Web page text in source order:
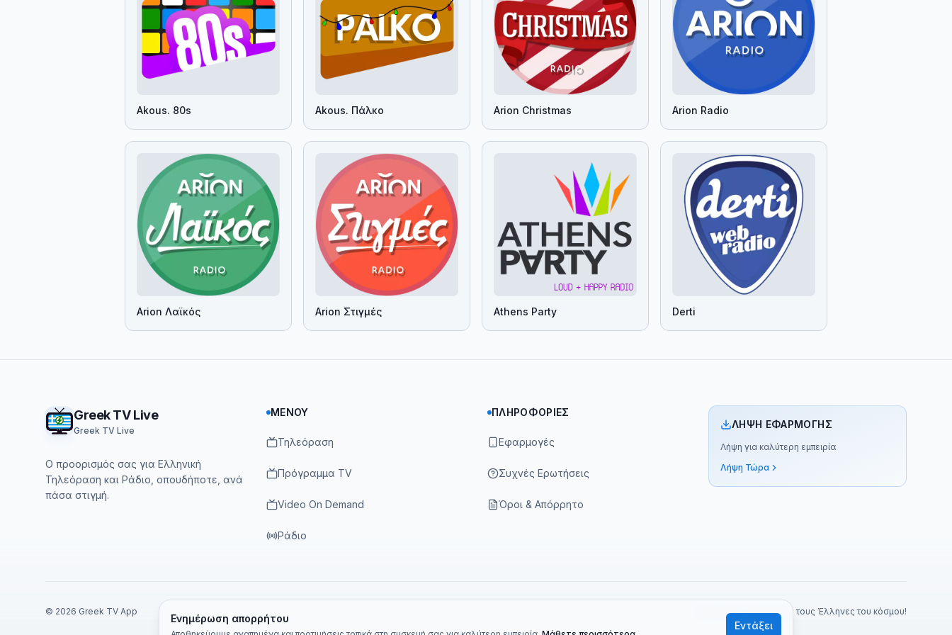
Ενημέρωση απορρήτου
Εντάξει
Akous. 80s Akous. Πάλκο Arion Christmas Arion Radio
Arion Λαϊκός Arion Στιγμές Athens Party Derti
Greek TV Live
Greek TV Live
Ο προορισμός σας για Ελληνική
Τηλεόραση και Ράδιο, οπουδήποτε, ανά
πάσα στιγμή.
ΜΕΝΟΎ
Τηλεόραση
Πρόγραμμα TV
Video On Demand
Ράδιο
ΠΛΗΡΟΦΟΡΊΕΣ
Εφαρμογές
Συχνές Ερωτήσεις
Όροι & Απόρρητο
ΛΉΨΗ ΕΦΑΡΜΟΓΉΣ
Λήψη για καλύτερη εμπειρία
Λήψη Τώρα
© 2026 Greek TV App Made with ❤️ για όλους τους Έλληνες του κόσμου!